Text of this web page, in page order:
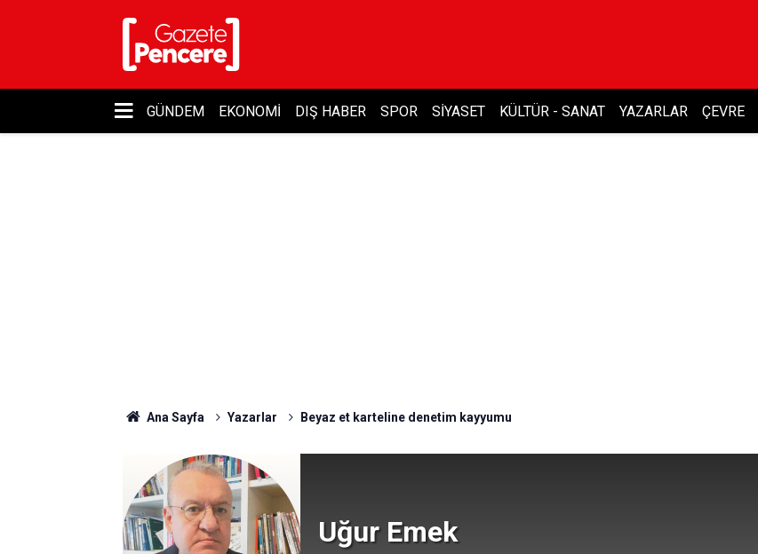
GÜNDEM EKONOMI DIŞ HABER SPOR SIYASET KÜLTÜR - SANAT YAZARLAR ÇEVRE
Ana Sayfa Yazarlar Beyaz et karteline denetim kayyumu
Uğur Emek